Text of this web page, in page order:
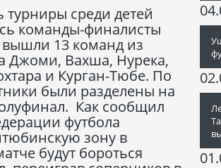
среди детей
команды-финалисты
вышли 13 команд из
Джоми, Вахша, Нурека,
и Курган-Тюбе. По
были разделены на
Как сообщил
футбола
зону в
будут бороться